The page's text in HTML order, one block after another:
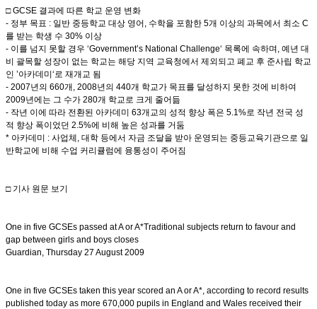
□ GCSE 결과에 따른 학교 운영 변화
- 정부 목표 : 일반 중등학교 대상 영어, 수학을 포함한 5개 이상의 과목에서 최소 C
를 받는 학생 수 30% 이상
- 이를 넘지 못할 경우 ‘Government’s National Challenge‘ 목록에 속하며, 예년 대
비 괄목할 성장이 없는 학교는 해당 지역 교육청에서 제외되고 폐교 후 준사립 학교
인 ’아카데미‘로 재개교 됨
- 2007년의 660개, 2008년의 440개 학교가 목표를 달성하지 못한 것에 비하여
2009년에는 그 수가 280개 학교로 크게 줄어듦
- 작년 이에 따라 전환된 아카데미 63개교의 성적 향상 폭은 5.1%로 작년 전국 성
적 향상 폭이었던 2.5%에 비해 높은 성과를 거둠
* 아카데미 : 사업체, 대학 등에서 자금 조달을 받아 운영되는 중등교육기관으로 일
반학교에 비해 수업 커리큘럼에 융통성이 주어짐
□ 기사 원문 보기
One in five GCSEs passed at A or A*Traditional subjects return to favour and
gap between girls and boys closes
Guardian, Thursday 27 August 2009
One in five GCSEs taken this year scored an A or A*, according to record results
published today as more 670,000 pupils in England and Wales received their